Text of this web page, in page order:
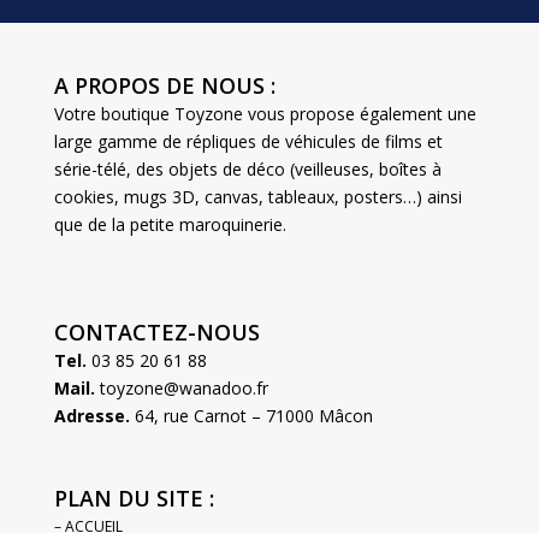
A PROPOS DE NOUS :
Votre boutique Toyzone vous propose également une
large gamme de répliques de véhicules de films et
série-télé, des objets de déco (veilleuses, boîtes à
cookies, mugs 3D, canvas, tableaux, posters…) ainsi
que de la petite maroquinerie.
CONTACTEZ-NOUS
Tel. 03 85 20 61 88
Mail. toyzone@wanadoo.fr
Adresse. 64, rue Carnot – 71000 Mâcon
PLAN DU SITE :
– ACCUEIL